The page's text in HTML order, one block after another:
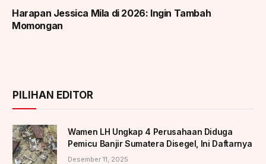
Harapan Jessica Mila di 2026: Ingin Tambah
Momongan
PILIHAN EDITOR
Wamen LH Ungkap 4 Perusahaan Diduga
Pemicu Banjir Sumatera Disegel, Ini Daftarnya
Desember 11, 2025